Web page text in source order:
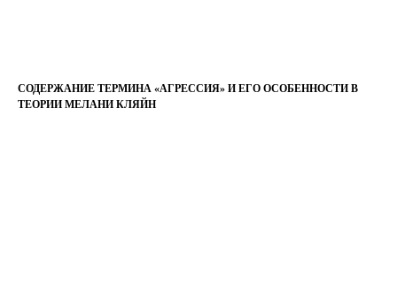
СОДЕРЖАНИЕ ТЕРМИНА «АГРЕССИЯ» И ЕГО ОСОБЕННОСТИ В
ТЕОРИИ МЕЛАНИ КЛЯЙН